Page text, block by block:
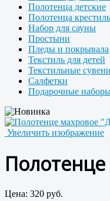
Полотенца детские
Полотенца
Набор для сауны
Простыни
Пледы и покрывала
Текстиль для детей
Текстильные
Салфетки
Подарочные
Увеличить изображение
Цена: 320 руб.